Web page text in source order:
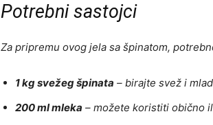
Potrebni sastojci
Za pripremu ovog jela sa špinatom,
1 kg svežeg špinata – birajte svež i
200 ml mleka – možete koristiti obično